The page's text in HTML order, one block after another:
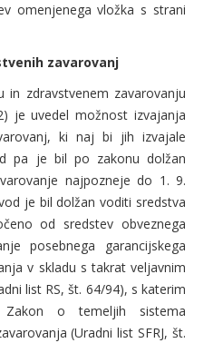
omenjenega vložka s strani
zavarovanj
in zdravstvenem zavarovanju
je uvedel možnost izvajanja
ki naj bi jih izvajale
pa je bil po zakonu dolžan
najpozneje do 1. 9.
je bil dolžan voditi sredstva
od sredstev obveznega
posebnega garancijskega
v skladu s takrat veljavnim
list RS, št. 64/94), s katerim
o temeljih sistema
(Uradni list SFRJ, št.